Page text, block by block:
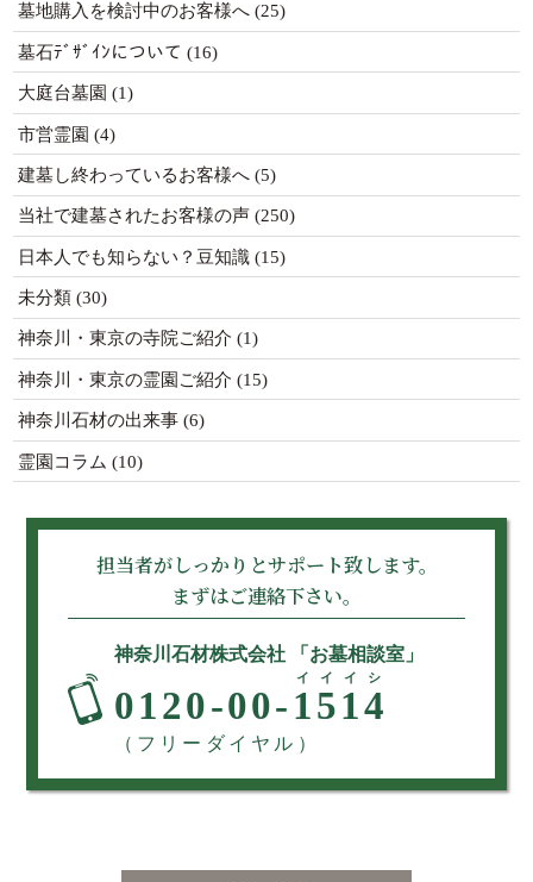
墓地購入を検討中のお客様へ(25)
墓石ﾃﾞｻﾞｲﾝについて (16)
大庭台墓園 (1)
市営霊園 (4)
建墓し終わっているお客様へ(5)
当社で建墓されたお客様の声(250)
日本人でも知らない？豆知識(15)
未分類(30)
神奈川・東京の寺院ご紹介 (1)
神奈川・東京の霊園ご紹介 (15)
神奈川石材の出来事(6)
霊園コラム (10)
担当者がしっかりとサポート致します。
まずはご連絡下さい。
神奈川石材株式会社 「お墓相談室」
0120-00-1514
イイイシ
（フリーダイヤル）